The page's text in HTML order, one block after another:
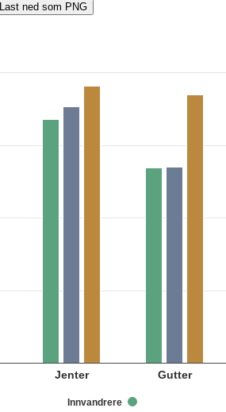
Last ned som PNG
Jenter Gutter
Innvandrere